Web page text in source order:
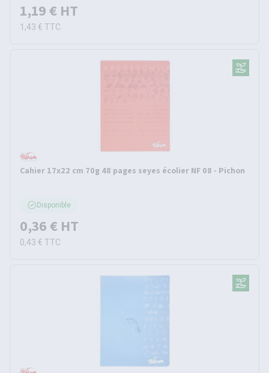
1,19 € HT
1,43 € TTC
Cahier 17x22 cm 70g 48 pages seyes écolier NF 08 - Pichon
Disponible
0,36 € HT
0,43 € TTC